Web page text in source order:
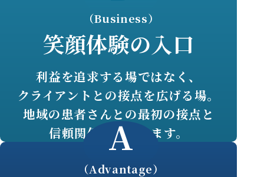
（Business）
笑顔体験の入口
利益を追求する場ではなく、
クライアントとの接点を広げる場。
地域の患者さんとの最初の接点と
信頼関係を構築します。
A
（Advantage）